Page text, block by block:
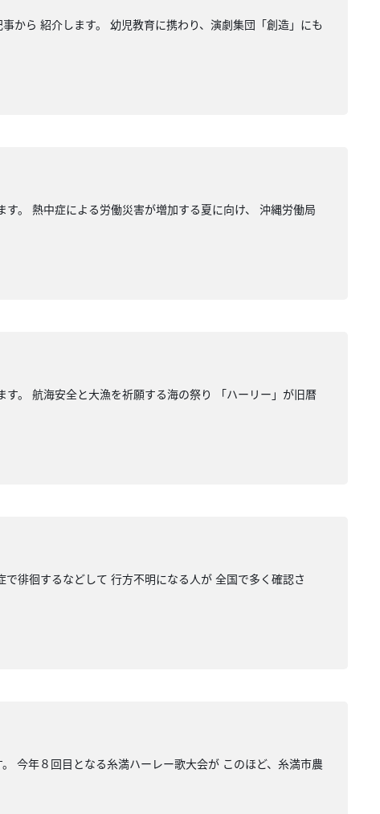
から 紹介します。 幼児教育に携わり、演劇集団「創造」にも
。 熱中症による労働災害が増加する夏に向け、 沖縄労働局
。 航海安全と大漁を祈願する海の祭り 「ハーリー」が旧暦
徘徊するなどして 行方不明になる人が 全国で多く確認さ
今年８回目となる糸満ハーレー歌大会が このほど、糸満市農